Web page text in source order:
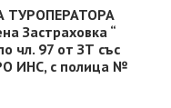
ТУРОПЕРАТОРА
Застраховка “
чл. 97 от ЗТ със
ИНС, с полица №